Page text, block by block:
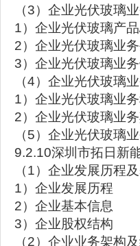
（3）企业光伏玻璃
1）企业光伏玻璃产
2）企业光伏玻璃业
3）企业光伏玻璃业
（4）企业光伏玻璃
1）企业光伏玻璃业
2）企业光伏玻璃业
（5）企业光伏玻璃
9.2.10深圳市拓日新
（1）企业发展历程
1）企业发展历程
2）企业基本信息
3）企业股权结构
（2）企业业务架构